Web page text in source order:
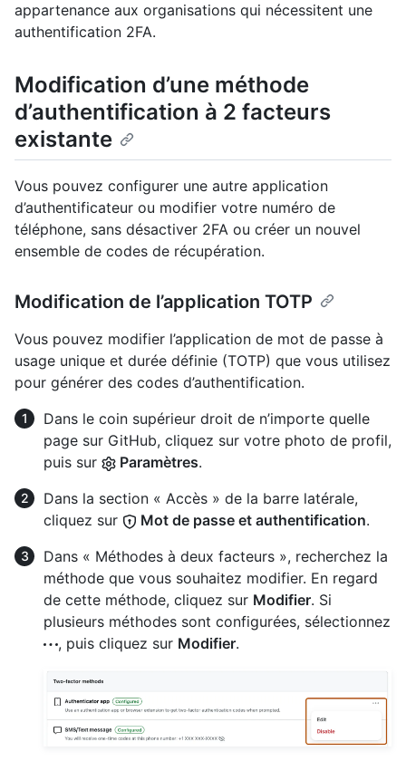
appartenance aux organisations qui nécessitent une
authentification 2FA.
Modification d’une méthode
d’authentification à 2 facteurs
existante
Vous pouvez configurer une autre application
d’authentificateur ou modifier votre numéro de
téléphone, sans désactiver 2FA ou créer un nouvel
ensemble de codes de récupération.
Modification de l’application TOTP
Vous pouvez modifier l’application de mot de passe à
usage unique et durée définie (TOTP) que vous utilisez
pour générer des codes d’authentification.
Dans le coin supérieur droit de n’importe quelle
page sur GitHub, cliquez sur votre photo de profil,
puis sur
Paramètres.
Dans la section « Accès » de la barre latérale,
cliquez sur
Mot de passe et authentification.
Dans « Méthodes à deux facteurs », recherchez la
méthode que vous souhaitez modifier. En regard
de cette méthode, cliquez sur Modifier. Si
plusieurs méthodes sont configurées, sélectionnez
, puis cliquez sur Modifier.